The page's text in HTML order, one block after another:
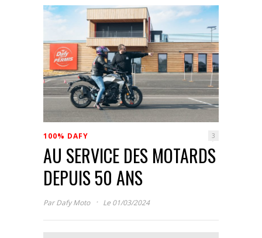
100% DAFY 3
AU SERVICE DES MOTARDS
DEPUIS 50 ANS
ParDafy Moto · Le 01/03/2024